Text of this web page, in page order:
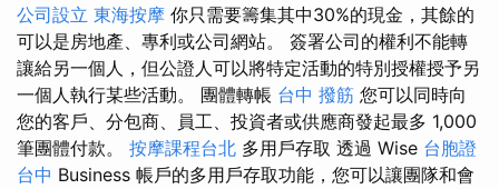
公司設立 東海按摩 你只需要籌集其中30%的現金，其餘的
可以是房地產、專利或公司網站。 簽署公司的權利不能轉
讓給另一個人，但公證人可以將特定活動的特別授權授予另
一個人執行某些活動。 團體轉帳 台中 撥筋 您可以同時向
您的客戶、分包商、員工、投資者或供應商發起最多 1,000
筆團體付款。 按摩課程台北 多用戶存取 透過 Wise 台胞證
台中 Business 帳戶的多用戶存取功能，您可以讓團隊和會